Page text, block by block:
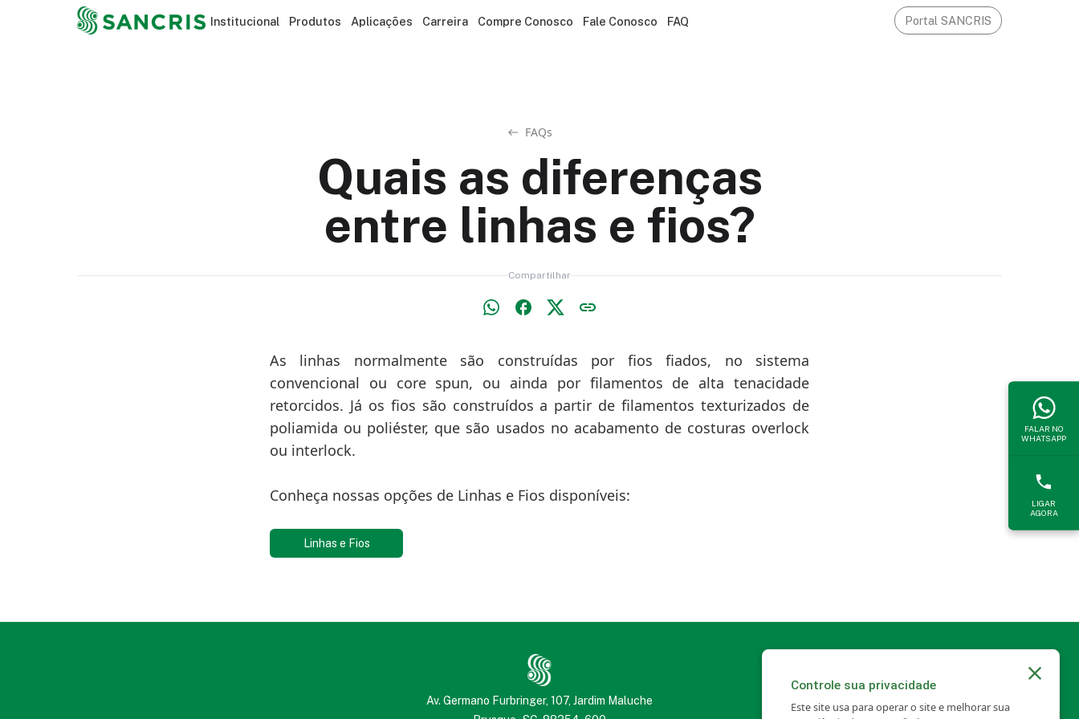
Institucional Produtos Aplicações Carreira Compre Conosco Fale Conosco FAQ Portal SANCRIS
FAQs
Quais as diferenças
entre linhas e fios?
Compartilhar
As linhas normalmente são construídas por fios fiados, no sistema
convencional ou core spun, ou ainda por filamentos de alta tenacidade
retorcidos. Já os fios são construídos a partir de filamentos texturizados de
poliamida ou poliéster, que são usados no acabamento de costuras overlock
ou interlock.
Conheça nossas opções de Linhas e Fios disponíveis:
Linhas e Fios
Av. Germano Furbringer, 107, Jardim Maluche
FALAR NO
WHATSAPP
LIGAR
AGORA
Controle sua privacidade
Este site usa para operar o site e melhorar sua